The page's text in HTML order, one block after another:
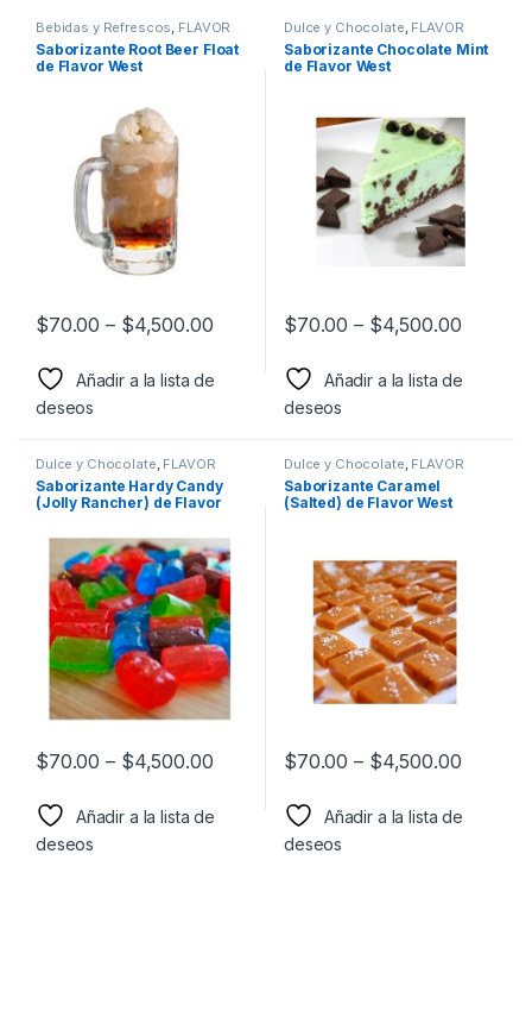
Bebidas y Refrescos, FLAVOR
WEST ,Sabor a Bebidas y
Refrescos,Saborizantes
Saborizante Root Beer Float
de Flavor West
$70.00 – $4,500.00
Añadir a la lista de
deseos
Dulce y Chocolate, FLAVOR
WEST ,Sabor a Dulce y
Chocolate,Saborizantes
Saborizante Chocolate Mint
de Flavor West
$70.00 – $4,500.00
Añadir a la lista de
deseos
Dulce y Chocolate, FLAVOR
WEST ,Sabor a Dulce y
Chocolate,Saborizantes
Saborizante Hardy Candy
(Jolly Rancher) de Flavor
$70.00 – $4,500.00
Añadir a la lista de
deseos
Dulce y Chocolate, FLAVOR
WEST ,Sabor a Dulce y
Chocolate,Saborizantes
Saborizante Caramel
(Salted) de Flavor West
$70.00 – $4,500.00
Añadir a la lista de
deseos